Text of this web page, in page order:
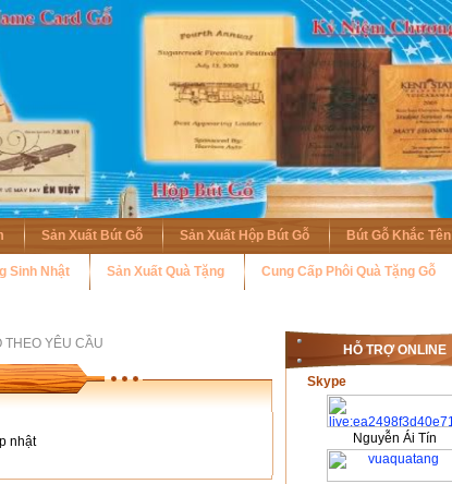
Sản Xuất Bút Gỗ Sản Xuất Hộp Bút Gỗ Bút Gỗ Khắc Tên
Sinh Nhật Sản Xuất Quà Tặng Cung Cấp Phôi Quà Tặng Gỗ
THEO YÊU CẦU
nhật
HỖ TRỢ ONLINE
Skype
Nguyễn Ái Tín